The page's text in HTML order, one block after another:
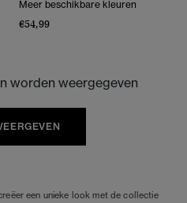
Meer beschikbare kleuren
€54,99
worden weergegeven
een unieke look met de collectie